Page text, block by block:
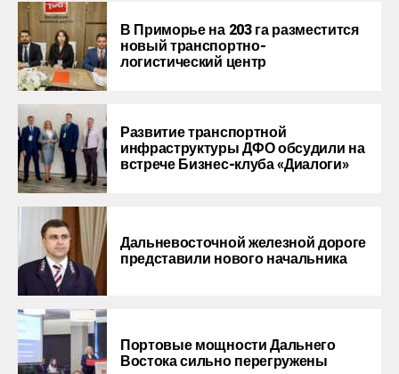
В Приморье на 203 га разместится
новый транспортно-
логистический центр
Развитие транспортной
инфраструктуры ДФО обсудили на
встрече Бизнес-клуба «Диалоги»
Дальневосточной железной дороге
представили нового начальника
Портовые мощности Дальнего
Востока сильно перегружены